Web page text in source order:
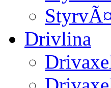
Drivlina